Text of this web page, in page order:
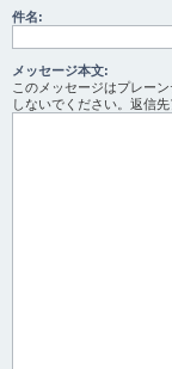
件名:
メッセージ本文:
このメッセージはプレー
しないでください。返信